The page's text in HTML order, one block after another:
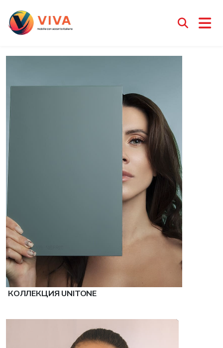
МДФ ETERNO
КОЛЛЕКЦИЯ UNITONE